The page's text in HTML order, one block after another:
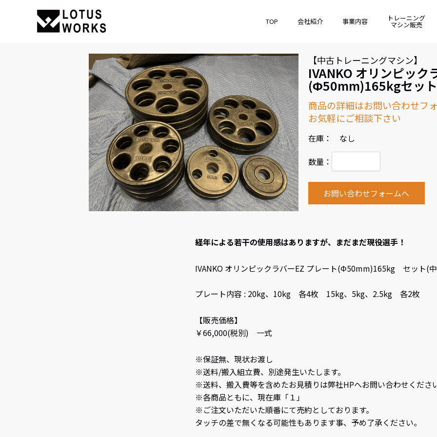
TOP 会社紹介 事業内容 トレーニング
マシン販売
【中古トレーニングマシン】
IVANKO オリンピック
(Φ50mm)165kgセット
商品の詳細はお問い合わせフ
お気軽にご相談下さい
在庫： なし
数量：
お問い合わせフォームへ
経年による若干の使用感はありますが、まだまだ現役選手！
IVANKO オリンピックラバーEZ プレート(Φ50mm)165kg セット(中
プレート内容 : 20kg、10kg 各4枚 15kg、5kg、2.5kg 各2枚
【販売価格】
￥66,000(税別) 一式
※保証無、現状お渡し
※送料/搬入組立費、別途発生いたします。
※送料、搬入費等を含めたお見積りは弊社HPへお問い合わせくださ
※各商品ともに、現在庫「１」
※ご注文いただいた順番にて売約としております。
タッチの差で無くなる可能性もあります事、予め了承ください。